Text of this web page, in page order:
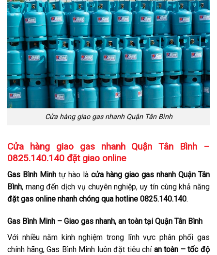
Cửa hàng giao gas nhanh Quận Tân Bình
Cửa hàng giao gas nhanh Quận Tân Bình –
0825.140.140 đặt giao online
Gas Bình Minh tự hào là cửa hàng giao gas nhanh Quận Tân
Bình, mang đến dịch vụ chuyên nghiệp, uy tín cùng khả năng
đặt gas online nhanh chóng qua hotline 0825.140.140.
Gas Bình Minh – Giao gas nhanh, an toàn tại Quận Tân Bình
Với nhiều năm kinh nghiệm trong lĩnh vực phân phối gas
chính hãng, Gas Bình Minh luôn đặt tiêu chí an toàn – tốc độ